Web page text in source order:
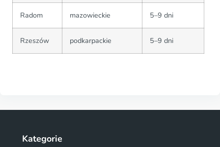
Radom mazowieckie 5–9 dni
Rzeszów podkarpackie 5–9 dni
Kategorie